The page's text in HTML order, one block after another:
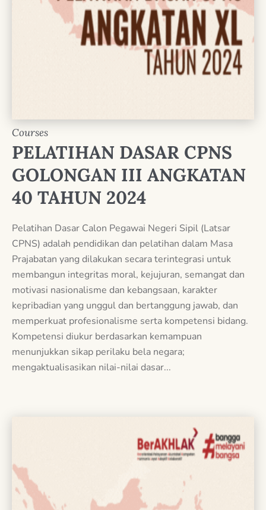
Courses
PELATIHAN DASAR CPNS
GOLONGAN III ANGKATAN
40 TAHUN 2024
Pelatihan Dasar Calon Pegawai Negeri Sipil (Latsar
CPNS) adalah pendidikan dan pelatihan dalam Masa
Prajabatan yang dilakukan secara terintegrasi untuk
membangun integritas moral, kejujuran, semangat dan
motivasi nasionalisme dan kebangsaan, karakter
kepribadian yang unggul dan bertanggung jawab, dan
memperkuat profesionalisme serta kompetensi bidang.
Kompetensi diukur berdasarkan kemampuan
menunjukkan sikap perilaku bela negara;
mengaktualisasikan nilai-nilai dasar...